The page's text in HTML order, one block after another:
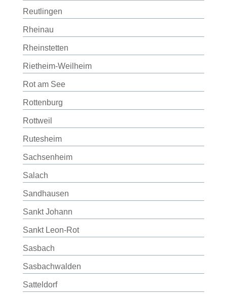
Reutlingen
Rheinau
Rheinstetten
Rietheim-Weilheim
Rot am See
Rottenburg
Rottweil
Rutesheim
Sachsenheim
Salach
Sandhausen
Sankt Johann
Sankt Leon-Rot
Sasbach
Sasbachwalden
Satteldorf